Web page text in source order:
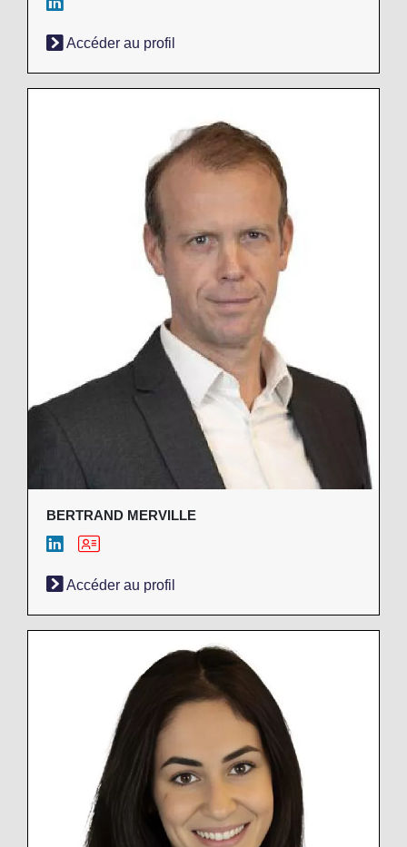
Accéder au profil
BERTRAND MERVILLE
Accéder au profil